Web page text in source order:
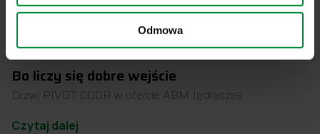
Odmowa
Bo liczy się dobre wejście
Drzwi PIVOT DOOR w ofercie ABM Jędraszek
Czytaj dalej